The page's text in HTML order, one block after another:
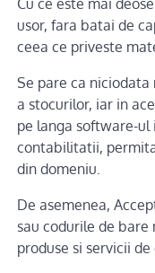
usor, fara batai de
ceea ce priveste
Se pare ca niciodata
a stocurilor, iar in
pe langa software-
contabilitatii,
din domeniu.
De asemenea,
sau codurile de
produse si servicii